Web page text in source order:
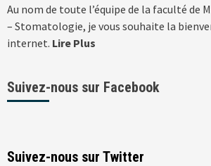
Au nom de toute l’équipe de la faculté de
– Stomatologie, je vous souhaite la
internet. Lire Plus
Suivez-nous sur Facebook
Suivez-nous sur Twitter